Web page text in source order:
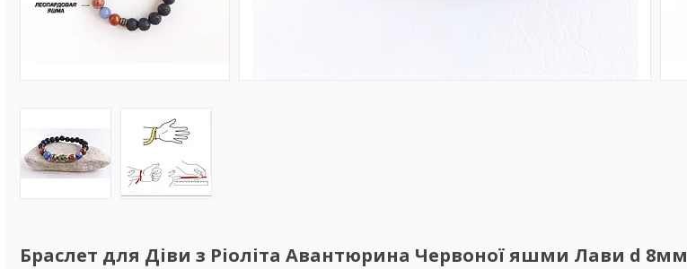
Браслет для Діви з Ріоліта Авантюрина Червоної яшми Лави d 8мм